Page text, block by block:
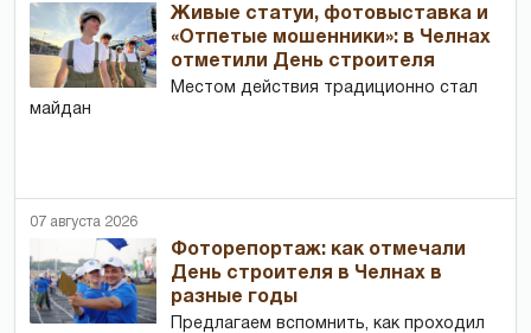
Живые статуи, фотовыставка и
«Отпетые мошенники»: в Челнах
отметили День строителя
Местом действия традиционно стал
майдан
07 августа 2026
Фоторепортаж: как отмечали
День строителя в Челнах в
разные годы
Предлагаем вспомнить, как проходил